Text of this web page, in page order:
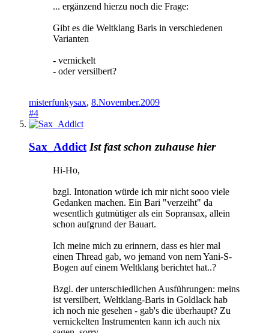
... ergänzend hierzu noch die Frage:
Gibt es die Weltklang Baris in verschiedenen
Varianten
- vernickelt
- oder versilbert?
misterfunkysax, 8.November.2009
#4
Sax_Addict Ist fast schon zuhause hier
Hi-Ho,
bzgl. Intonation würde ich mir nicht sooo viele
Gedanken machen. Ein Bari "verzeiht" da
wesentlich gutmütiger als ein Sopransax, allein
schon aufgrund der Bauart.
Ich meine mich zu erinnern, dass es hier mal
einen Thread gab, wo jemand von nem Yani-S-
Bogen auf einem Weltklang berichtet hat..?
Bzgl. der unterschiedlichen Ausführungen: meins
ist versilbert, Weltklang-Baris in Goldlack hab
ich noch nie gesehen - gab's die überhaupt? Zu
vernickelten Instrumenten kann ich auch nix